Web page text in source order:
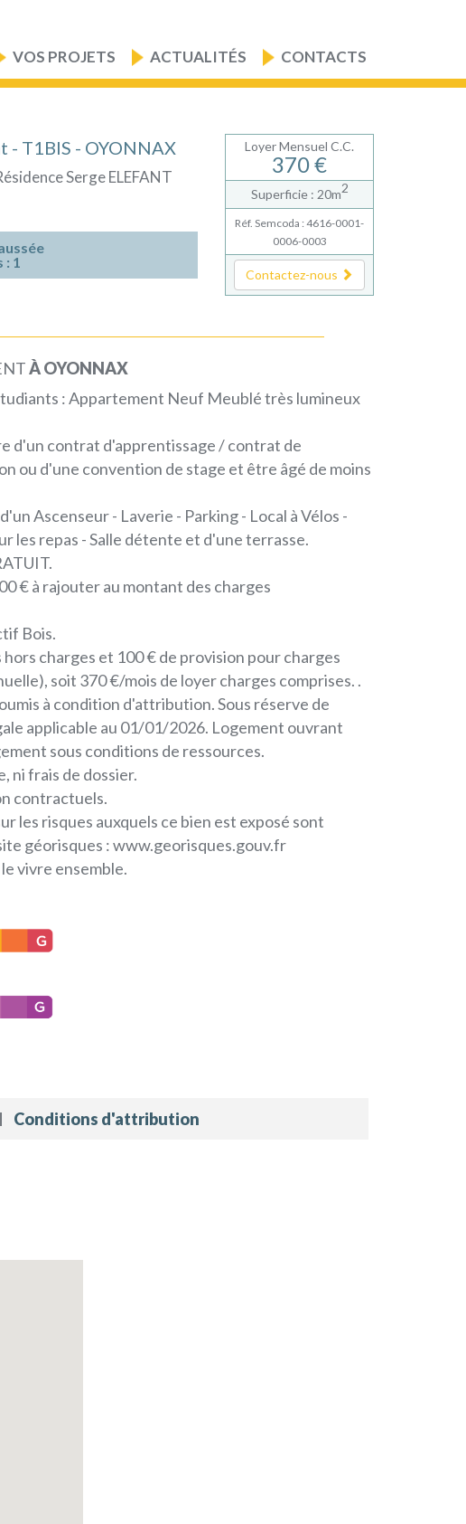
VOS PROJETS ACTUALITÉS CONTACTS
- T1BIS - OYONNAX
Serge ELEFANT
: 1
Loyer Mensuel C.C.
370 €
Superficie : 20m2
Réf. Semcoda : 4616-0001-
0006-0003
Contactez-nous
À OYONNAX
: Appartement Neuf Meublé très lumineux
d'un contrat d'apprentissage / contrat de
ou d'une convention de stage et être âgé de moins
Ascenseur - Laverie - Parking - Local à Vélos -
les repas - Salle détente et d'une terrasse.
€ à rajouter au montant des charges
Bois.
hors charges et 100 € de provision pour charges
soit 370 €/mois de loyer charges comprises. .
à condition d'attribution. Sous réserve de
applicable au 01/01/2026. Logement ouvrant
sous conditions de ressources.
ni frais de dossier.
contractuels.
les risques auxquels ce bien est exposé sont
géorisques : www.georisques.gouv.fr
vivre ensemble.
Conditions d'attribution